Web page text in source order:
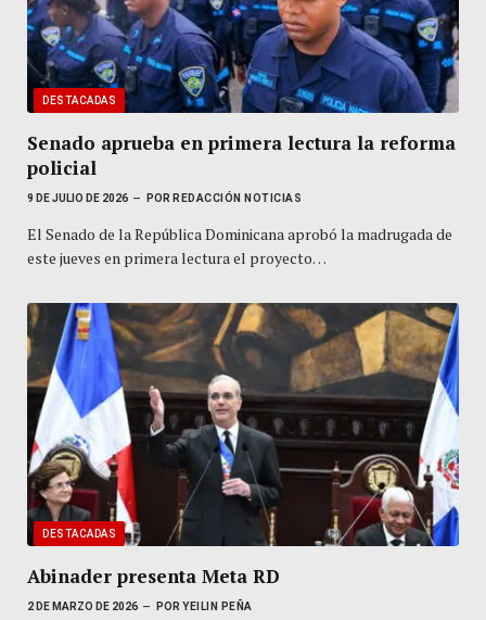
DESTACADAS
Senado aprueba en primera lectura la reforma
policial
9 DE JULIO DE 2026 POR REDACCIÓN NOTICIAS
El Senado de la República Dominicana aprobó la madrugada de
este jueves en primera lectura el proyecto…
DESTACADAS
Abinader presenta Meta RD
2 DE MARZO DE 2026 POR YEILIN PEÑA